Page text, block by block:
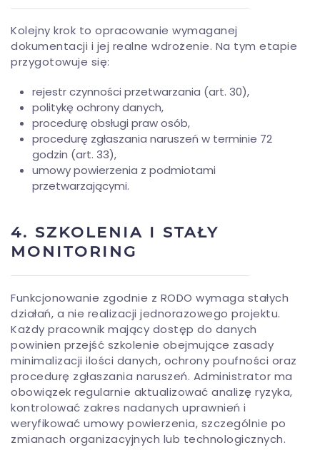
Kolejny krok to opracowanie wymaganej
dokumentacji i jej realne wdrożenie. Na tym etapie
przygotowuje się:
rejestr czynności przetwarzania (art. 30),
politykę ochrony danych,
procedurę obsługi praw osób,
procedurę zgłaszania naruszeń w terminie 72
godzin (art. 33),
umowy powierzenia z podmiotami
przetwarzającymi.
4. SZKOLENIA I STAŁY
MONITORING
Funkcjonowanie zgodnie z RODO wymaga stałych
działań, a nie realizacji jednorazowego projektu.
Każdy pracownik mający dostęp do danych
powinien przejść szkolenie obejmujące zasady
minimalizacji ilości danych, ochrony poufności oraz
procedurę zgłaszania naruszeń. Administrator ma
obowiązek regularnie aktualizować analizę ryzyka,
kontrolować zakres nadanych uprawnień i
weryfikować umowy powierzenia, szczególnie po
zmianach organizacyjnych lub technologicznych.